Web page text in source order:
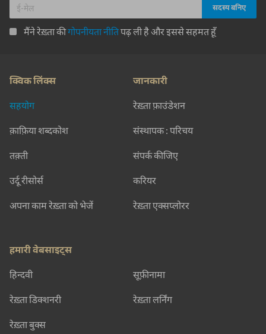
मैंने रेख़्ता कीगोपनीयता नीतिपढ़ ली है और इससे सहमत हूँ
क्विक लिंक्स
सहयोग
क़ाफ़िया शब्दकोश
तक़्ती
उर्दू रीसोर्स
अपना काम रेख़्ता को भेजें
जानकारी
रेख़्ता फ़ाउंडेशन
संस्थापक : परिचय
संपर्क कीजिए
करियर
रेख़्ता एक्सप्लोरर
हमारी वेबसाइट्स
हिन्दवी सूफ़ीनामा
रेख़्ता डिक्शनरी रेख़्ता लर्निंग
रेख़्ता बुक्स